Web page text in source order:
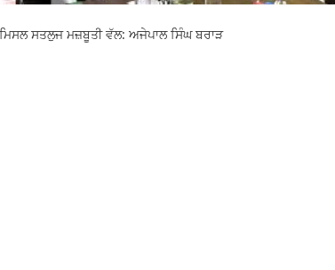
ਮਿਸਲ ਸਤਲੁਜ ਮਜ਼ਬੂਤੀ ਵੱਲ: ਅਜੇਪਾਲ ਸਿੰਘ ਬਰਾੜ